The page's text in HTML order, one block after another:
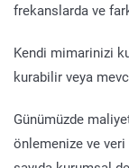
frekanslarda ve
Kendi mimarinizi
kurabilir veya
Günümüzde
önlemenize ve